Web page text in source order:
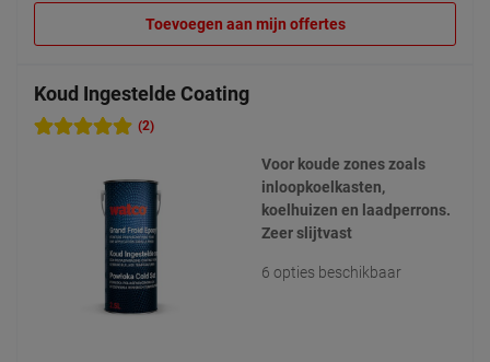
Toevoegen aan mijn offertes
Koud Ingestelde Coating
(2)
Voor koude zones zoals
inloopkoelkasten,
koelhuizen en laadperrons.
Zeer slijtvast
6 opties beschikbaar